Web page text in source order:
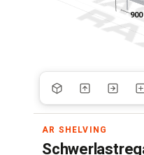
AR SHELVING